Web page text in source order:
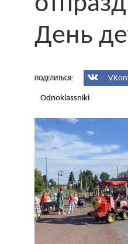
День
ПОДЕЛИТЬСЯ:
Odnoklassniki